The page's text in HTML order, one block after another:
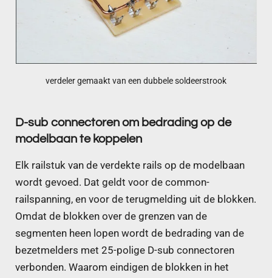
verdeler gemaakt van een dubbele soldeerstrook
D-sub connectoren om bedrading op de
modelbaan te koppelen
Elk railstuk van de verdekte rails op de modelbaan
wordt gevoed. Dat geldt voor de common-
railspanning, en voor de terugmelding uit de blokken.
Omdat de blokken over de grenzen van de
segmenten heen lopen wordt de bedrading van de
bezetmelders met 25-polige D-sub connectoren
verbonden. Waarom eindigen de blokken in het